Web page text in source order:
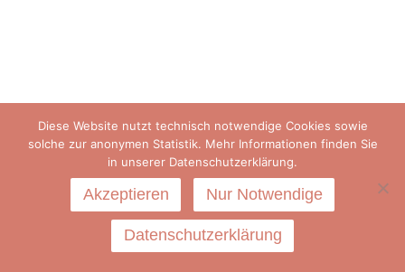
Diese Website nutzt technisch notwendige Cookies sowie
solche zur anonymen Statistik. Mehr Informationen finden Sie
in unserer Datenschutzerklärung.
Akzeptieren Nur Notwendige
Datenschutzerklärung